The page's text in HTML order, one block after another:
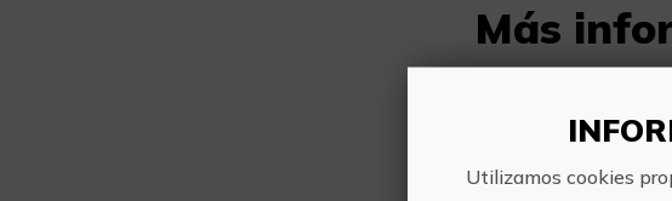
Más
A
Utilizamos cookies